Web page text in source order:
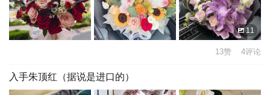
11
13赞 4评论
入手朱顶红（据说是进口的）